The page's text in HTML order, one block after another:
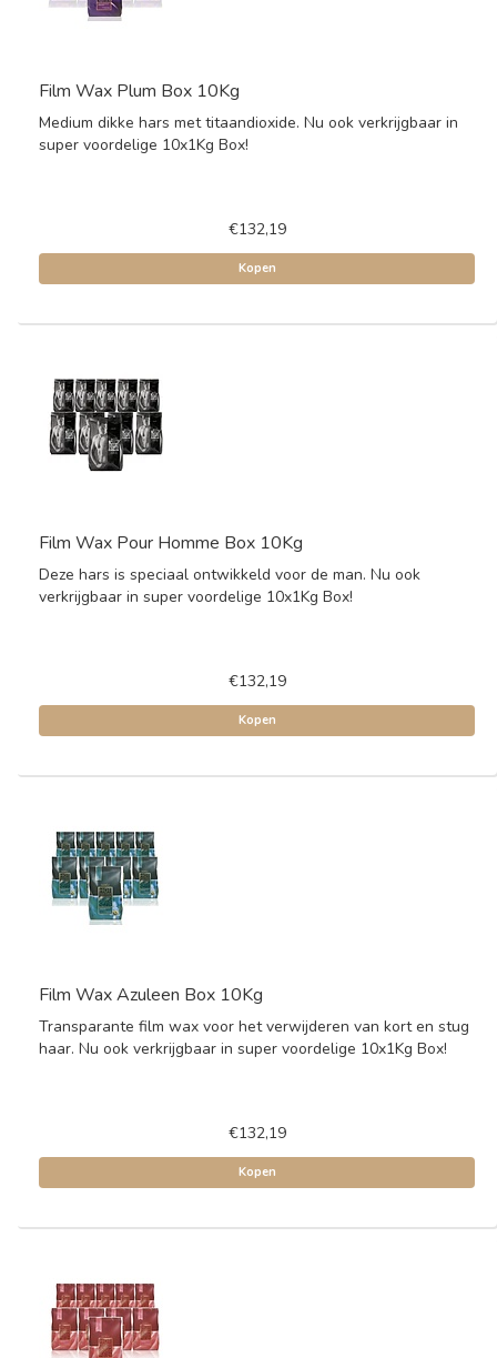
Film Wax Plum Box 10Kg
Medium dikke hars met titaandioxide. Nu ook verkrijgbaar in
super voordelige 10x1Kg Box!
€132,19
Kopen
Film Wax Pour Homme Box 10Kg
Deze hars is speciaal ontwikkeld voor de man. Nu ook
verkrijgbaar in super voordelige 10x1Kg Box!
€132,19
Kopen
Film Wax Azuleen Box 10Kg
Transparante film wax voor het verwijderen van kort en stug
haar. Nu ook verkrijgbaar in super voordelige 10x1Kg Box!
€132,19
Kopen